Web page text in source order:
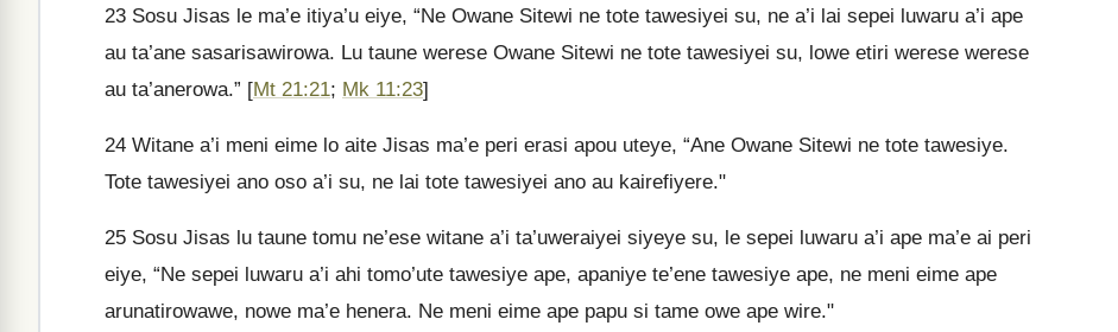
23 Sosu Jisas le ma’e itiya’u eiye, “Ne Owane Sitewi ne tote tawesiyei su, ne a’i lai sepei luwaru a’i ape
au ta’ane sasarisawirowa. Lu taune werese Owane Sitewi ne tote tawesiyei su, lowe etiri werese werese
au ta’anerowa.” [Mt 21:21; Mk 11:23]
24 Witane a’i meni eime lo aite Jisas ma’e peri erasi apou uteye, “Ane Owane Sitewi ne tote tawesiye.
Tote tawesiyei ano oso a’i su, ne lai tote tawesiyei ano au kairefiyere."
25 Sosu Jisas lu taune tomu ne’ese witane a’i ta’uweraiyei siyeye su, le sepei luwaru a’i ape ma’e ai peri
eiye, “Ne sepei luwaru a’i ahi tomo’ute tawesiye ape, apaniye te’ene tawesiye ape, ne meni eime ape
arunatirowawe, nowe ma’e henera. Ne meni eime ape papu si tame owe ape wire."